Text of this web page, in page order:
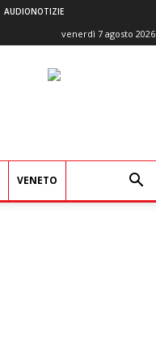
AUDIONOTIZIE
venerdì 7 agosto 2026
VENETO